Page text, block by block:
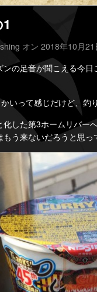
オン 2018年10月21
の足音が聞こえる今日
いって感じだけど、釣
した第3ホームリバーへ
う来ないだろうと思っ